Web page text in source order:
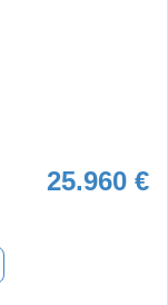
25.960 €